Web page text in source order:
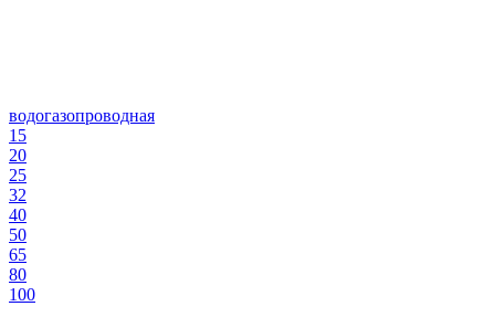
водогазопроводная
15
20
25
32
40
50
65
80
100